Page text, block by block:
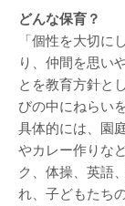
どんな保育？
「個性を大切に
り、仲間を思い
とを教育方針と
びの中にねらい
具体的には、園
やカレー作りな
ク、体操、英語
れ、子どもたち